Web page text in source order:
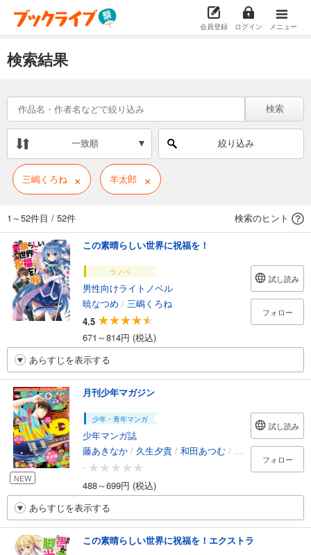
会員登録 ログイン メニュー
検索結果
検索
一致順 絞り込み
三嶋くろね × 羊太郎 ×
1～52件目 / 52件 検索のヒント
この素晴らしい世界に祝福を！
ラノベ
男性向けライトノベル
暁なつめ / 三嶋くろね
4.5
671～814円 (税込)
試し読み
フォロー
あらすじを表示する
NEW
月刊少年マガジン
少年・青年マンガ
少年マンガ誌
藤あきなか / 久生夕貴 / 和田あつむ / 岩矢滉一朗/沖田
-
488～699円 (税込)
試し読み
フォロー
あらすじを表示する
この素晴らしい世界に祝福を！エクストラ